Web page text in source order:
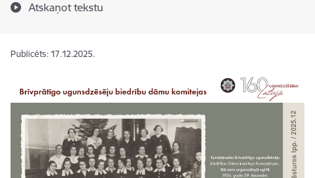
Atskaņot tekstu
Publicēts: 17.12.2025.